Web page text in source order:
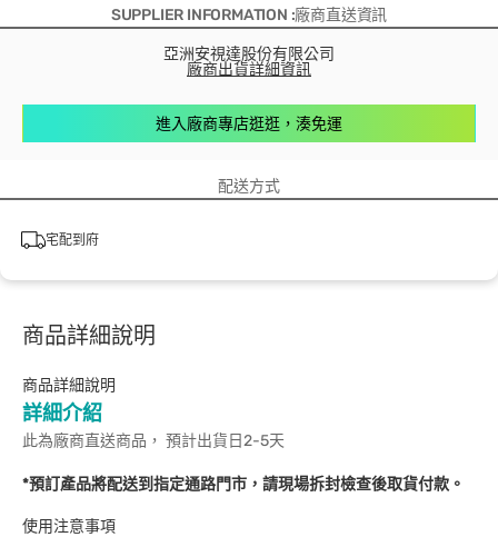
SUPPLIER INFORMATION :廠商直送資訊
亞洲安視達股份有限公司
廠商出貨詳細資訊
進入廠商專店逛逛，湊免運
配送方式
宅配到府
商品詳細說明
商品詳細說明
詳細介紹
此為廠商直送商品， 預計出貨日2-5天
*預訂產品將配送到指定通路門市，請現場拆封檢查後取貨付款。
使用注意事項